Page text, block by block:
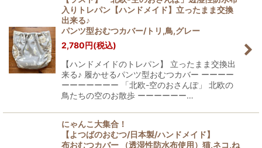
入りトレパン【ハンドメイド】立ったまま交換
出来る♪
パンツ型おむつカバー/トリ,鳥,グレー
2,780円(税込)
【ハンドメイドのトレパン】 立ったまま交換出
来る♪ 履かせるパンツ型おむつカバー ーーーー
ーーーーーーー 「北欧-空のおさんぽ」 北欧の
鳥たちの空のお散歩 ーーーーーー…
にゃんこ大集合！
【よつばのおむつ/日本製/ハンドメイド】
布おむつカバー （透湿性防水布使用）猫,ネコ,ね